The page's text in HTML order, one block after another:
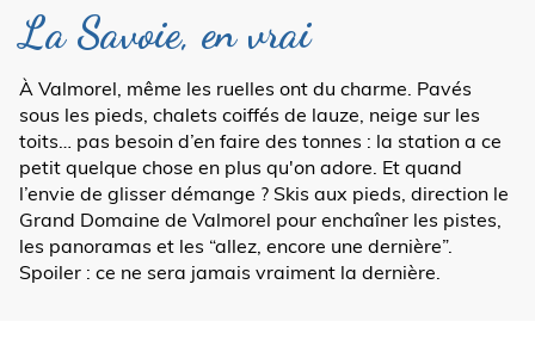
La Savoie, en vrai
À Valmorel, même les ruelles ont du charme. Pavés
sous les pieds, chalets coiffés de lauze, neige sur les
toits… pas besoin d’en faire des tonnes : la station a ce
petit quelque chose en plus qu'on adore. Et quand
l’envie de glisser démange ? Skis aux pieds, direction le
Grand Domaine de Valmorel pour enchaîner les pistes,
les panoramas et les “allez, encore une dernière”.
Spoiler : ce ne sera jamais vraiment la dernière.